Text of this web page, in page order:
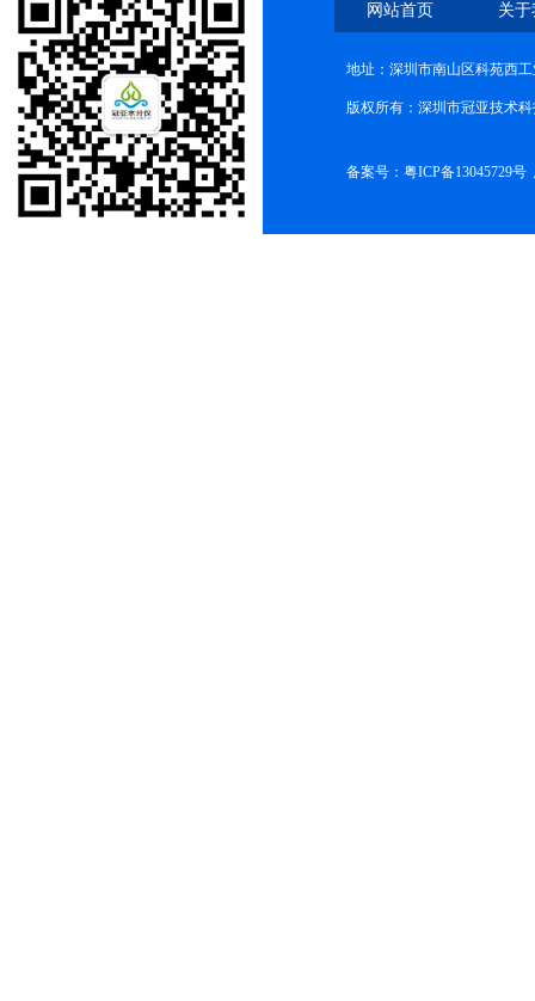
网站首页 关
地址：深圳市南山区科苑西
版权所有：深圳市冠亚技术
备案号： 粤ICP备13045729号